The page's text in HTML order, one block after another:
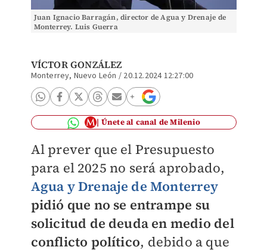
Juan Ignacio Barragán, director de Agua y Drenaje de
Monterrey. Luis Guerra
VÍCTOR GONZÁLEZ
Monterrey, Nuevo León / 20.12.2024 12:27:00
Únete al canal de Milenio
Al prever que el Presupuesto
para el 2025 no será aprobado,
Agua y Drenaje de Monterrey
pidió que no se entrampe su
solicitud de deuda en medio del
conflicto político, debido a que